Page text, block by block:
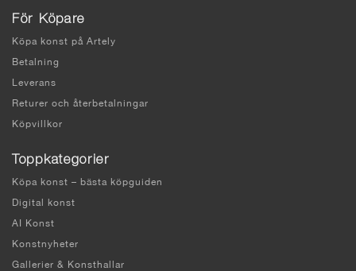
För Köpare
Köpa konst på Artely
Betalning
Leverans
Returer och återbetalningar
Köpvillkor
Toppkategorier
Köpa konst – bästa köpguiden
Digital konst
AI Konst
Konstnyheter
Gallerier & Konsthallar